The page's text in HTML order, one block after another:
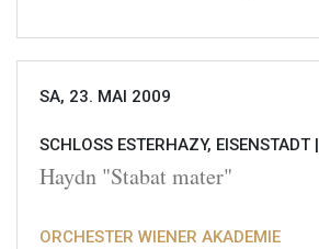
SA, 23. MAI 2009
SCHLOSS ESTERHAZY, EISENSTADT |
Haydn "Stabat mater"
ORCHESTER WIENER AKADEMIE